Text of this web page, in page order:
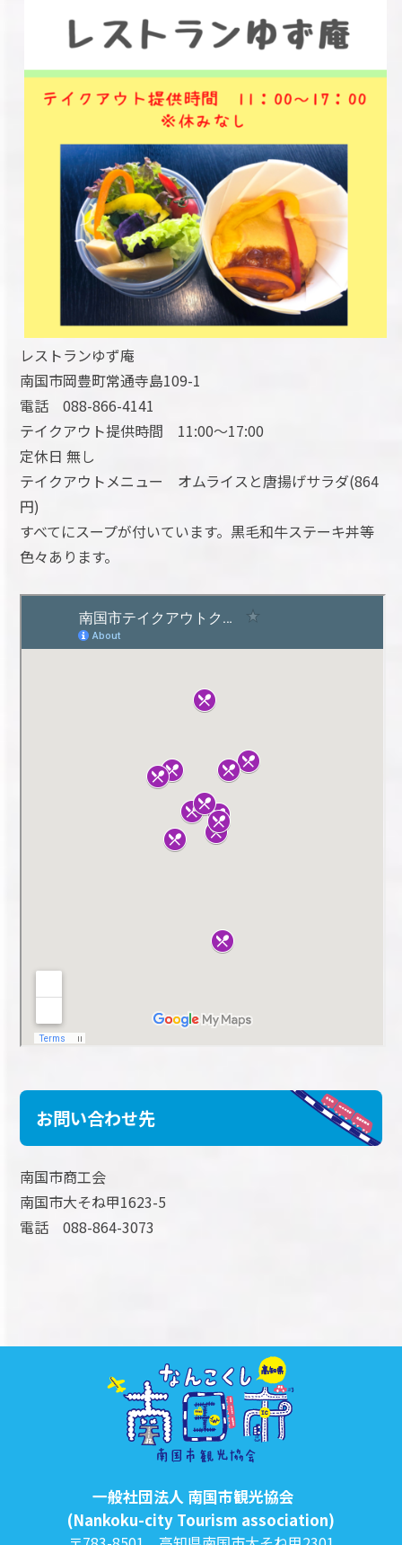
レストランゆず庵
南国市岡豊町常通寺島109-1
電話 088-866-4141
テイクアウト提供時間 11:00～17:00
定休日 無し
テイクアウトメニュー オムライスと唐揚げサラダ(864
円)
すべてにスープが付いています。黒毛和牛ステーキ丼等
色々あります。
お問い合わせ先
南国市商工会
南国市大そね甲1623-5
電話 088-864-3073
一般社団法人 南国市観光協会
(Nankoku-city Tourism association)